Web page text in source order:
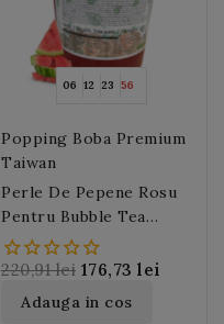
06 12 23 54
Popping Boba Premium
Taiwan
Perle De Pepene Rosu
Pentru Bubble Tea
(Watermelon Popping
Boba) 3,2 Kg
220,91 lei 176,73 lei
Adauga in cos